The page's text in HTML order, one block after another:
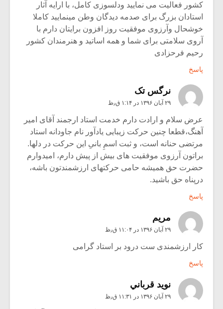
کشور فعالیت می نمایید ودلسوزی کامل، با ارایه آثار
استادان بزرگ برای صدمه دیدگان وطن مینمایید کاملا
خوشحال وآرزوی موفقیت روز افزون برایتان دارم با
آروی سلامتی برای شما و همه اساتید و هنرمندان کشور
رحیم فرحزادی
پاسخ
نرگس تک
۲۹ آبان ۱۳۹۶ در ۱:۱۴ ق٫ظ
عرض سلام و ارادت دارم خدمت استاد ارجمند آقای امیر
آهنگ،قطعا چنین حرکت زیبایی یادآور نام جاودانه استاد
مرتضی حنانه است، و ثبت اسمِ بانیِ این حرکت در دلها.
براتون آرزوی موفقیت های بیش از پیش دارم، امیدوارم
حضرت حق همیشه حامی حرکتهای ارزشمندتون باشه،
درپناه حق باشید.
پاسخ
مریم
۲۹ آبان ۱۳۹۶ در ۱۱:۰۴ ق٫ظ
کار ارزشمندی ست درود بر استاد گرامی
پاسخ
نويد قرباني
۲۹ آبان ۱۳۹۶ در ۱۱:۳۱ ق٫ظ